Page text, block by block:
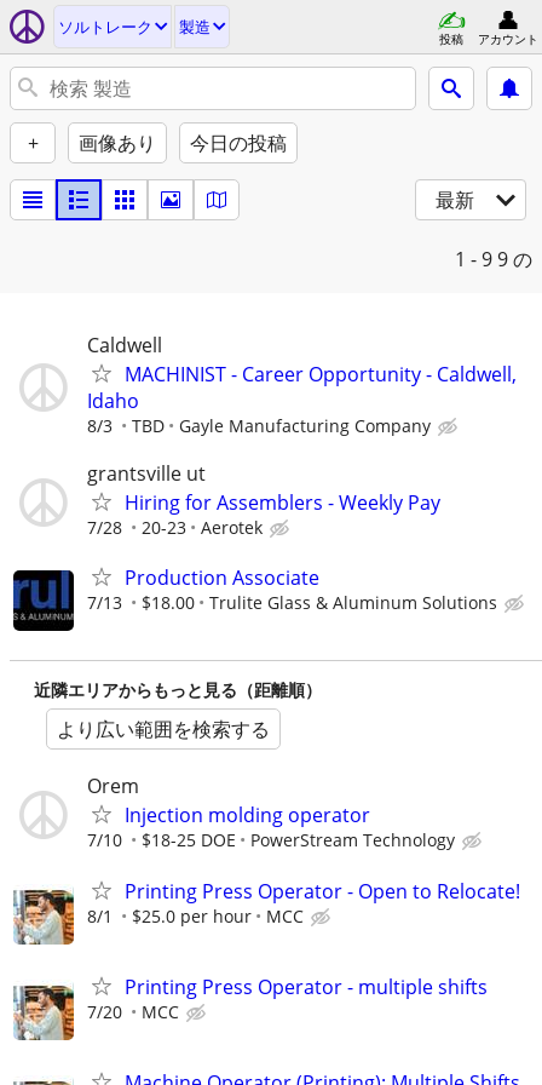
ソルトレーク 製造
投稿 アカウント
+ 画像あり 今日の投稿
最新
1 - 99 の
Caldwell
MACHINIST - Career Opportunity - Caldwell,
Idaho
8/3 TBD Gayle Manufacturing Company
grantsville ut
Hiring for Assemblers - Weekly Pay
7/28 20-23 Aerotek
Production Associate
7/13 $18.00 Trulite Glass & Aluminum Solutions
近隣エリアからもっと見る（距離順）
より広い範囲を検索する
Orem
Injection molding operator
7/10 $18-25 DOE PowerStream Technology
Printing Press Operator - Open to Relocate!
8/1 $25.0 per hour MCC
Printing Press Operator - multiple shifts
7/20 MCC